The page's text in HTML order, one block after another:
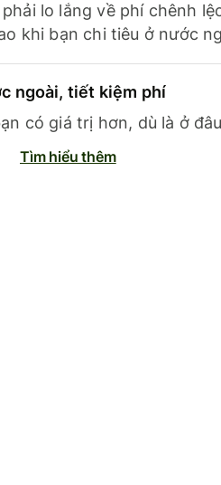
lo lắng về phí chênh
khi bạn chi tiêu ở nước
ngoài, tiết kiệm phí
có giá trị hơn, dù là ở
Tìm hiểu thêm